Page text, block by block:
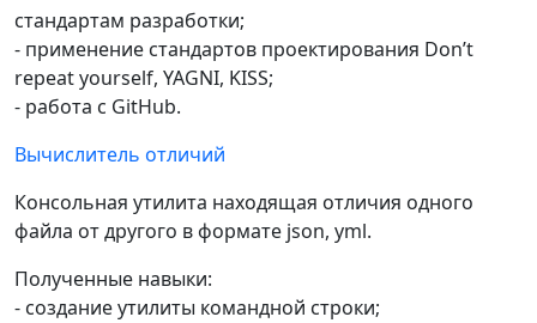
стандартам разработки;
- применение стандартов проектирования Don’t
repeat yourself, YAGNI, KISS;
- работа с GitHub.
Вычислитель отличий
Консольная утилита находящая отличия одного
файла от другого в формате json, yml.
Полученные навыки:
- создание утилиты командной строки;